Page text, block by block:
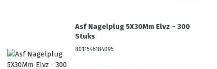
Asf Nagelplug 5X30Mm Elvz - 300
Stuks
8011546184095